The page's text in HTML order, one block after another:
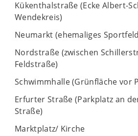
Kükenthalstraße (Ecke Albert-
Wendekreis)
Neumarkt (ehemaliges
Nordstraße (zwischen
Feldstraße)
Schwimmhalle (Grünfläche vor
Erfurter Straße (Parkplatz an
Straße)
Marktplatz/ Kirche